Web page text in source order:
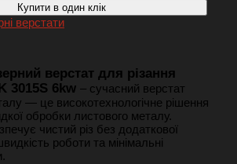
Купити в один клік
верстати
верстат для різання
3015S 6kw – сучасний верстат
— це високотехнологічне рішення
обробки листового металу.
чистий різ без додаткової
роботи та мінімальні